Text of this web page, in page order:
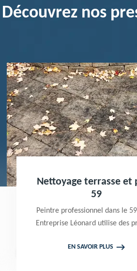
Découvrez nos
Nettoyage terrasse et
59
Peintre professionnel dans le
Entreprise Léonard utilise des
terrasse et pavé. Propose un
EN SAVOIR PLUS